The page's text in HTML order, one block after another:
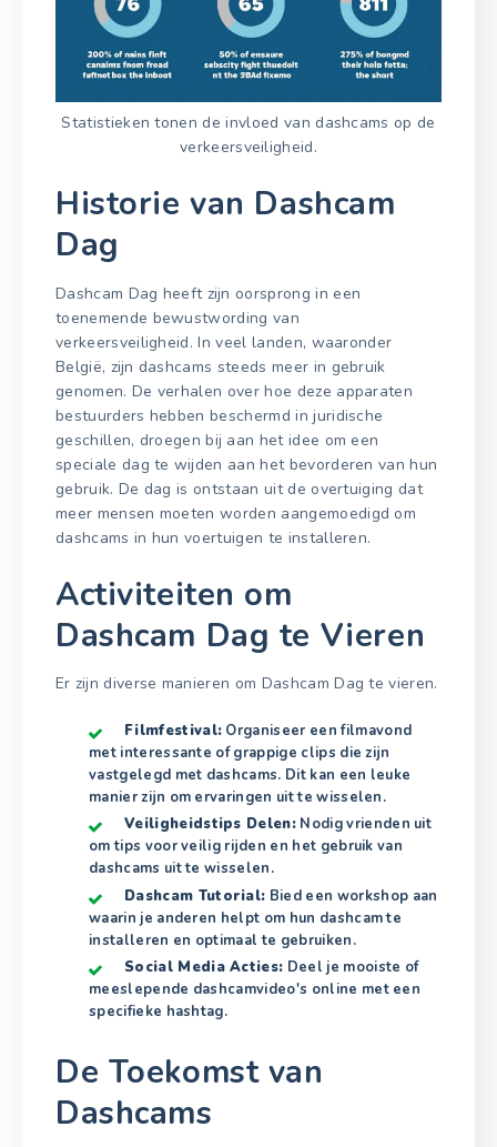
Statistieken tonen de invloed van dashcams op de
verkeersveiligheid.
Historie van Dashcam
Dag
Dashcam Dag heeft zijn oorsprong in een
toenemende bewustwording van
verkeersveiligheid. In veel landen, waaronder
België, zijn dashcams steeds meer in gebruik
genomen. De verhalen over hoe deze apparaten
bestuurders hebben beschermd in juridische
geschillen, droegen bij aan het idee om een
speciale dag te wijden aan het bevorderen van hun
gebruik. De dag is ontstaan uit de overtuiging dat
meer mensen moeten worden aangemoedigd om
dashcams in hun voertuigen te installeren.
Activiteiten om
Dashcam Dag te Vieren
Er zijn diverse manieren om Dashcam Dag te vieren.
Filmfestival: Organiseer een filmavond
met interessante of grappige clips die zijn
vastgelegd met dashcams. Dit kan een leuke
manier zijn om ervaringen uit te wisselen.
Veiligheidstips Delen: Nodig vrienden uit
om tips voor veilig rijden en het gebruik van
dashcams uit te wisselen.
Dashcam Tutorial: Bied een workshop aan
waarin je anderen helpt om hun dashcam te
installeren en optimaal te gebruiken.
Social Media Acties: Deel je mooiste of
meeslepende dashcamvideo's online met een
specifieke hashtag.
De Toekomst van
Dashcams